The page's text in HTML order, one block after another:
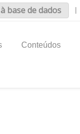
base de dados |
Conteúdos